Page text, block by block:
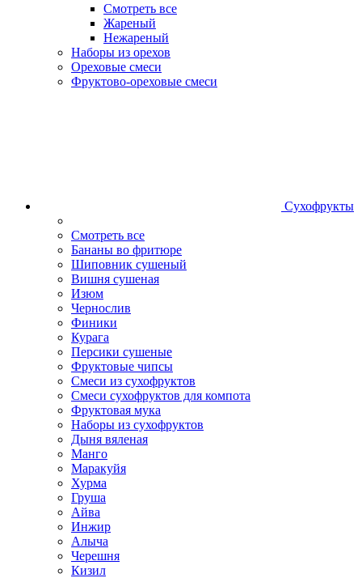
Смотреть все
Жареный
Нежареный
Наборы из орехов
Ореховые смеси
Фруктово-ореховые смеси
Сухофрукты
Смотреть все
Бананы во фритюре
Шиповник сушеный
Вишня сушеная
Изюм
Чернослив
Финики
Курага
Персики сушеные
Фруктовые чипсы
Смеси из сухофруктов
Смеси сухофруктов для компота
Фруктовая мука
Наборы из сухофруктов
Дыня вяленая
Манго
Маракуйя
Хурма
Груша
Айва
Инжир
Алыча
Черешня
Кизил